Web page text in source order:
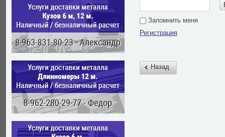
Запомнить меня
Регистрация
Назад